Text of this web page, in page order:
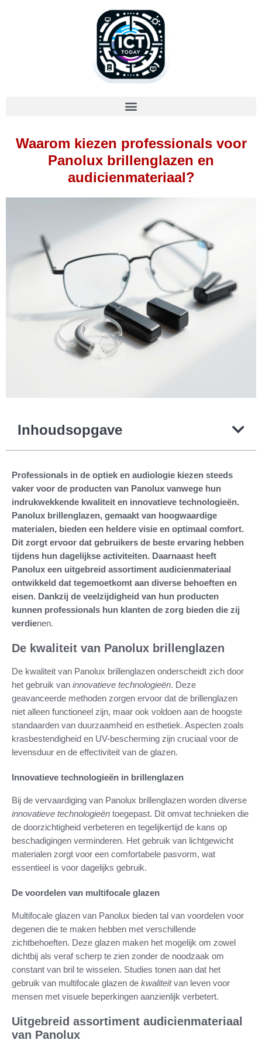
Waarom kiezen professionals voor
Panolux brillenglazen en
audicienmateriaal?
Inhoudsopgave
Professionals in de optiek en audiologie kiezen steeds
vaker voor de producten van Panolux vanwege hun
indrukwekkende kwaliteit en innovatieve technologieën.
Panolux brillenglazen, gemaakt van hoogwaardige
materialen, bieden een heldere visie en optimaal comfort.
Dit zorgt ervoor dat gebruikers de beste ervaring hebben
tijdens hun dagelijkse activiteiten. Daarnaast heeft
Panolux een uitgebreid assortiment audicienmateriaal
ontwikkeld dat tegemoetkomt aan diverse behoeften en
eisen. Dankzij de veelzijdigheid van hun producten
kunnen professionals hun klanten de zorg bieden die zij
verdienen.
De kwaliteit van Panolux brillenglazen
De kwaliteit van Panolux brillenglazen onderscheidt zich door
het gebruik van innovatieve technologieën. Deze
geavanceerde methoden zorgen ervoor dat de brillenglazen
niet alleen functioneel zijn, maar ook voldoen aan de hoogste
standaarden van duurzaamheid en esthetiek. Aspecten zoals
krasbestendigheid en UV-bescherming zijn cruciaal voor de
levensduur en de effectiviteit van de glazen.
Innovatieve technologieën in brillenglazen
Bij de vervaardiging van Panolux brillenglazen worden diverse
innovatieve technologieën toegepast. Dit omvat technieken die
de doorzichtigheid verbeteren en tegelijkertijd de kans op
beschadigingen verminderen. Het gebruik van lichtgewicht
materialen zorgt voor een comfortabele pasvorm, wat
essentieel is voor dagelijks gebruik.
De voordelen van multifocale glazen
Multifocale glazen van Panolux bieden tal van voordelen voor
degenen die te maken hebben met verschillende
zichtbehoeften. Deze glazen maken het mogelijk om zowel
dichtbij als veraf scherp te zien zonder de noodzaak om
constant van bril te wisselen. Studies tonen aan dat het
gebruik van multifocale glazen de kwaliteitvan leven voor
mensen met visuele beperkingen aanzienlijk verbetert.
Uitgebreid assortiment audicienmateriaal
van Panolux